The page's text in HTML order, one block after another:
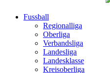
Fussball
Regionalliga
Oberliga
Verbandsliga
Landesliga
Landesklasse
Kreisoberliga